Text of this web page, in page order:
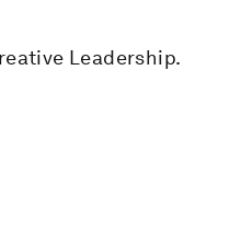
Leadership.